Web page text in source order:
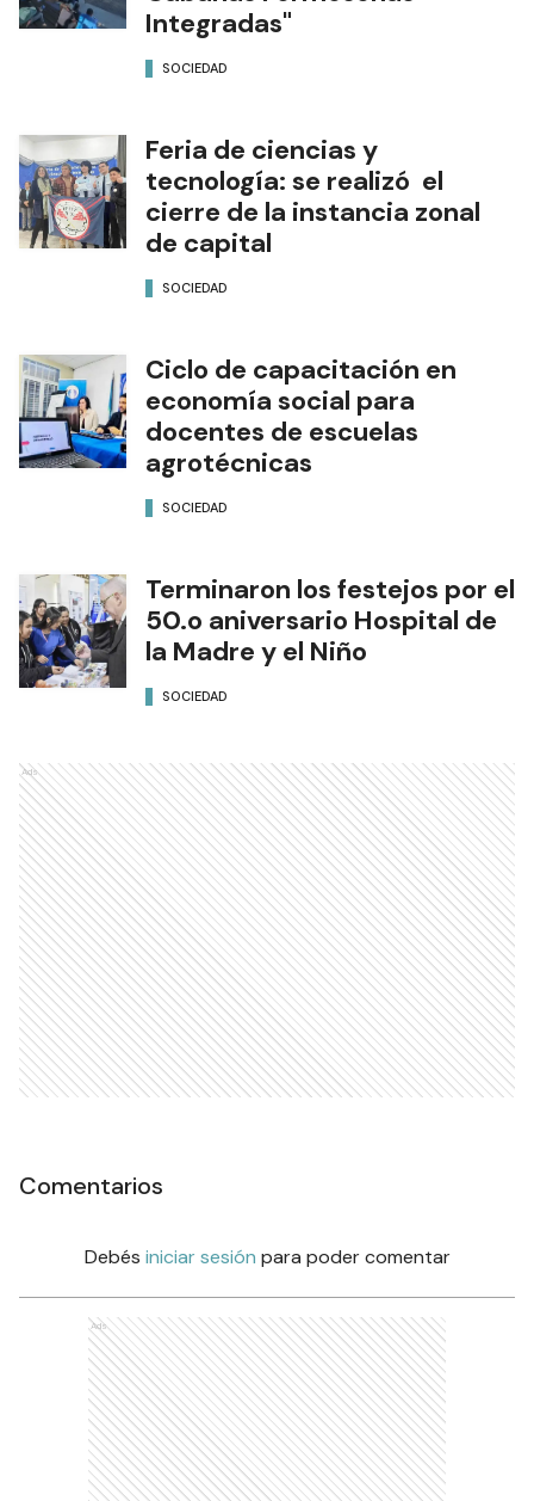
Integradas"
SOCIEDAD
Feria de ciencias y
tecnología: se realizó el
cierre de la instancia zonal
de capital
SOCIEDAD
Ciclo de capacitación en
economía social para
docentes de escuelas
agrotécnicas
SOCIEDAD
Terminaron los festejos por el
50.o aniversario Hospital de
la Madre y el Niño
SOCIEDAD
Ads
Comentarios
Debés iniciar sesión para poder comentar
Ads